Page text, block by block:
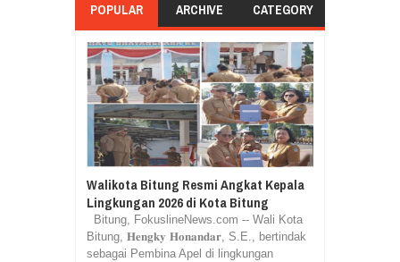
POPULAR ARCHIVE CATEGORY
Walikota Bitung Resmi Angkat Kepala
Lingkungan 2026 di Kota Bitung
Bitung, FokuslineNews.com -- Wali Kota
Bitung, 𝐇𝐞𝐧𝐠𝐤𝐲 𝐇𝐨𝐧𝐚𝐧𝐝𝐚𝐫, S.E., bertindak
sebagai Pembina Apel di lingkungan